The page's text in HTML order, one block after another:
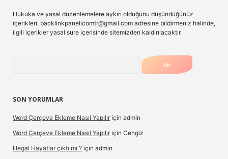
Hukuka ve yasal düzenlemelere aykırı olduğunu düşündüğünüz
içerikleri, backlinkpanelicomtr@gmail.com adresine bildirmeniz halinde,
ilgili içerikler yasal süre içerisinde sitemizden kaldırılacaktır.
SON YORUMLAR
Word Çerçeve Ekleme Nasıl Yapılır için admin
Word Çerçeve Ekleme Nasıl Yapılır için Cengiz
İllegal Hayatlar çıktı mı ? için admin